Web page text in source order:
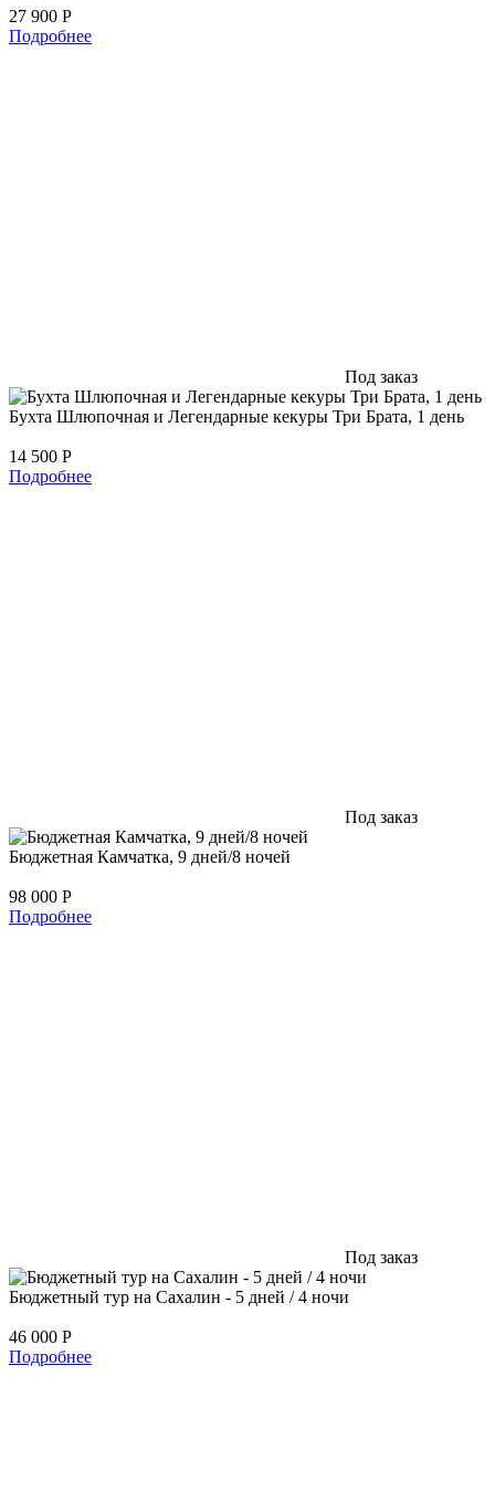
27 900 Р
Подробнее
Под заказ
Бухта Шлюпочная и Легендарные кекуры Три Брата, 1 день
14 500 Р
Подробнее
Под заказ
Бюджетная Камчатка, 9 дней/8 ночей
98 000 Р
Подробнее
Под заказ
Бюджетный тур на Сахалин - 5 дней / 4 ночи
46 000 Р
Подробнее